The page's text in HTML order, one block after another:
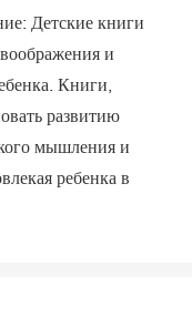
Детские книги
и
Книги,
развитию
мышления и
ребенка в